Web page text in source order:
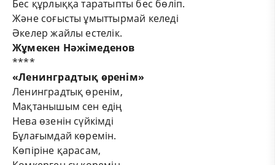
Бес құрлыққа таратыпты бес бөліп.
Және соғысты ұмыттырмай келеді
Әкелер жайлы естелік.
Жұмекен Нәжімеденов
****
«Ленинградтық өренім»
Ленинградтық өренім,
Мақтанышым сен едің
Нева өзенін сүйкімді
Бұлағымдай көремін.
Көпіріне қарасам,